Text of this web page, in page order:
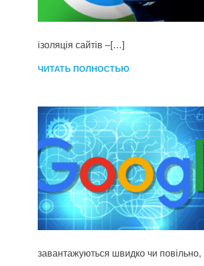
ізоляція сайтів –[…]
ЧИТАТЬ ПОЛНОСТЬЮ
завантажуються швидко чи